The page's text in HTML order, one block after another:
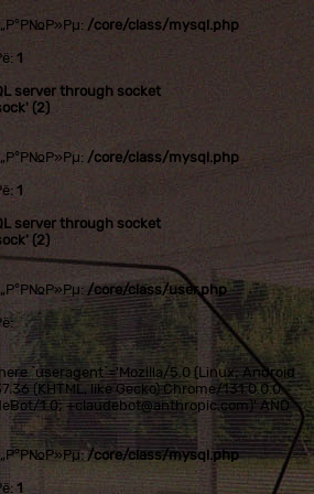
/core/class/mysql.php
1
server through socket
(2)
/core/class/mysql.php
1
server through socket
(2)
/core/class/user.php
`useragent`='Mozilla/5.0 (Linux; Android
(KHTML, like Gecko) Chrome/131.0.0.0
1.0; +claudebot@anthropic.com)' AND
/core/class/mysql.php
1